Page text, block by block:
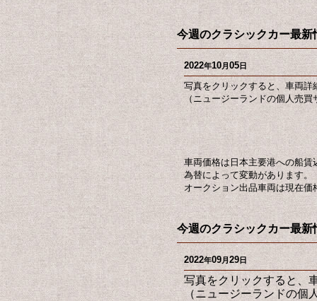
今週のクラシックカー最
2022年10月05日
写真をクリックすると、車両詳
（ニュージーランドの個人売
車両価格は日本主要港への船賃
為替によって変動があります。
オークション出品車両は現在価
今週のクラシックカー最
2022年09月29日
写真をクリックすると、
（ニュージーランドの個